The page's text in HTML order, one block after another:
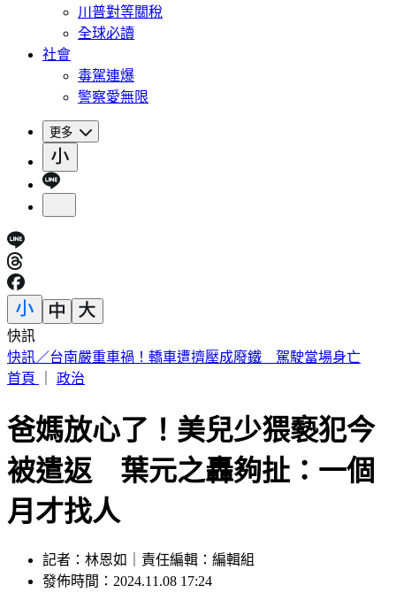
川普對等關稅
全球必讀
社會
毒駕連爆
警察愛無限
更多
快訊
小孩顧小孩！澎湖13子女遭棄養擠4坪破屋 父母帶補助金跑
路
爸媽放心了！美兒少猥褻犯今
被遣返 葉元之轟夠扯：一個
月才找人
記者：林恩如｜責任編輯：編輯組